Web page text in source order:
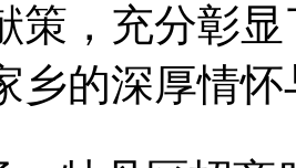
策，充分彰
乡的深厚情